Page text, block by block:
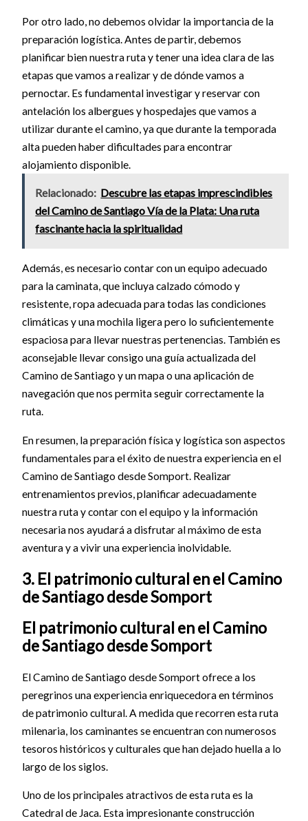
Por otro lado, no debemos olvidar la importancia de la
preparación logística. Antes de partir, debemos
planificar bien nuestra ruta y tener una idea clara de las
etapas que vamos a realizar y de dónde vamos a
pernoctar. Es fundamental investigar y reservar con
antelación los albergues y hospedajes que vamos a
utilizar durante el camino, ya que durante la temporada
alta pueden haber dificultades para encontrar
alojamiento disponible.
Relacionado: Descubre las etapas imprescindibles
del Camino de Santiago Vía de la Plata: Una ruta
fascinante hacia la spiritualidad
Además, es necesario contar con un equipo adecuado
para la caminata, que incluya calzado cómodo y
resistente, ropa adecuada para todas las condiciones
climáticas y una mochila ligera pero lo suficientemente
espaciosa para llevar nuestras pertenencias. También es
aconsejable llevar consigo una guía actualizada del
Camino de Santiago y un mapa o una aplicación de
navegación que nos permita seguir correctamente la
ruta.
En resumen, la preparación física y logística son aspectos
fundamentales para el éxito de nuestra experiencia en el
Camino de Santiago desde Somport. Realizar
entrenamientos previos, planificar adecuadamente
nuestra ruta y contar con el equipo y la información
necesaria nos ayudará a disfrutar al máximo de esta
aventura y a vivir una experiencia inolvidable.
3. El patrimonio cultural en el Camino
de Santiago desde Somport
El patrimonio cultural en el Camino
de Santiago desde Somport
El Camino de Santiago desde Somport ofrece a los
peregrinos una experiencia enriquecedora en términos
de patrimonio cultural. A medida que recorren esta ruta
milenaria, los caminantes se encuentran con numerosos
tesoros históricos y culturales que han dejado huella a lo
largo de los siglos.
Uno de los principales atractivos de esta ruta es la
Catedral de Jaca. Esta impresionante construcción